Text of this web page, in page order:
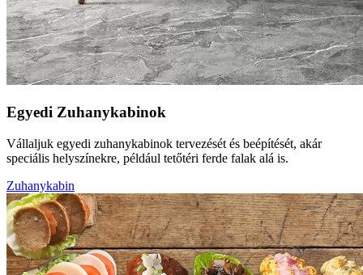
Egyedi Zuhanykabinok
Vállaljuk egyedi zuhanykabinok tervezését és beépítését, akár
speciális helyszínekre, például tetőtéri ferde falak alá is.
Zuhanykabin